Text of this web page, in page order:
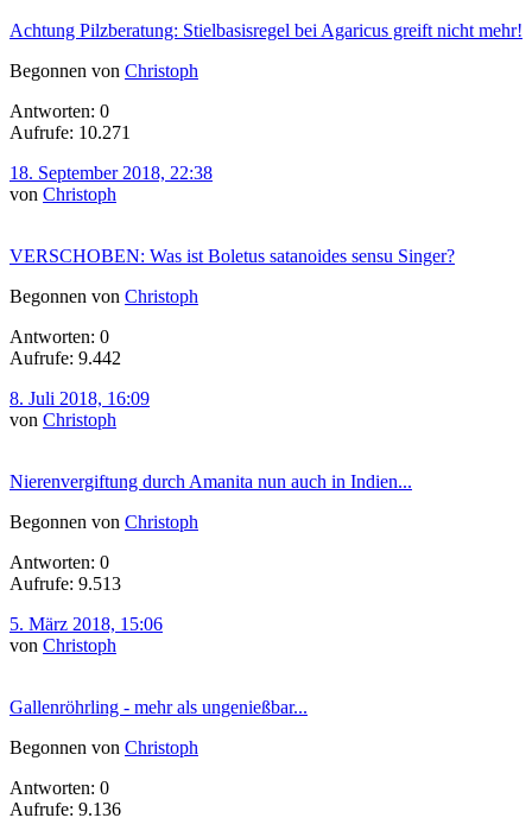
Achtung Pilzberatung: Stielbasisregel bei Agaricus greift nicht mehr!
Begonnen von Christoph
Antworten: 0
Aufrufe: 10.271
18. September 2018, 22:38
von Christoph
VERSCHOBEN: Was ist Boletus satanoides sensu Singer?
Begonnen von Christoph
Antworten: 0
Aufrufe: 9.442
8. Juli 2018, 16:09
von Christoph
Nierenvergiftung durch Amanita nun auch in Indien...
Begonnen von Christoph
Antworten: 0
Aufrufe: 9.513
5. März 2018, 15:06
von Christoph
Gallenröhrling - mehr als ungenießbar...
Begonnen von Christoph
Antworten: 0
Aufrufe: 9.136